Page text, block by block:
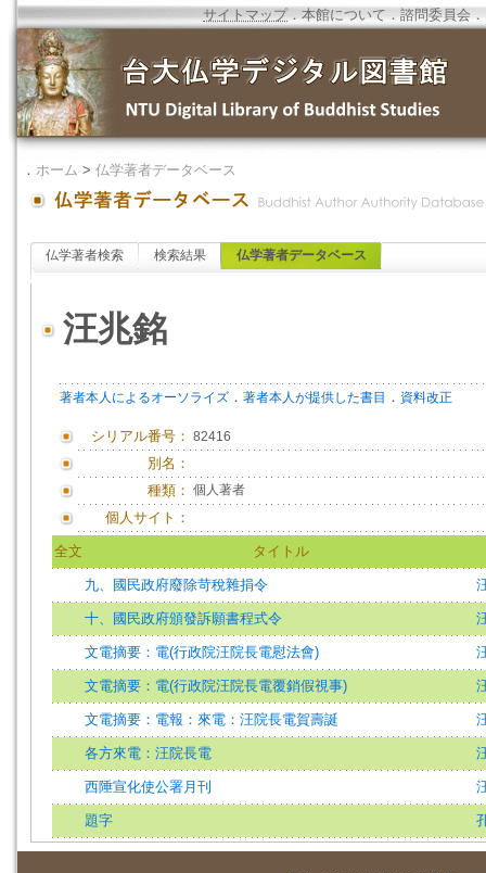
サイトマップ．本館について ．諮問委員会 ．
． ホーム > 仏学著者データベース
仏学著者検索 検索結果 仏学著者データベース
汪兆銘
著者本人によるオーソライズ ． 著者本人が提供した書目 ． 資料改正
シリアル番号： 82416
別名：
種類： 個人著者
個人サイト：
全文 タイトル
九、國民政府廢除苛稅雜捐令
十、國民政府頒發訴願書程式令
文電摘要：電(行政院汪院長電慰法會)
文電摘要：電(行政院汪院長電覆銷假視事)
文電摘要：電報：來電：汪院長電賀壽誕
各方來電：汪院長電
西陲宣化使公署月刊
題字